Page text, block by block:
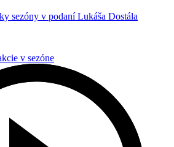
sezóny v podaní Lukáša Dostála